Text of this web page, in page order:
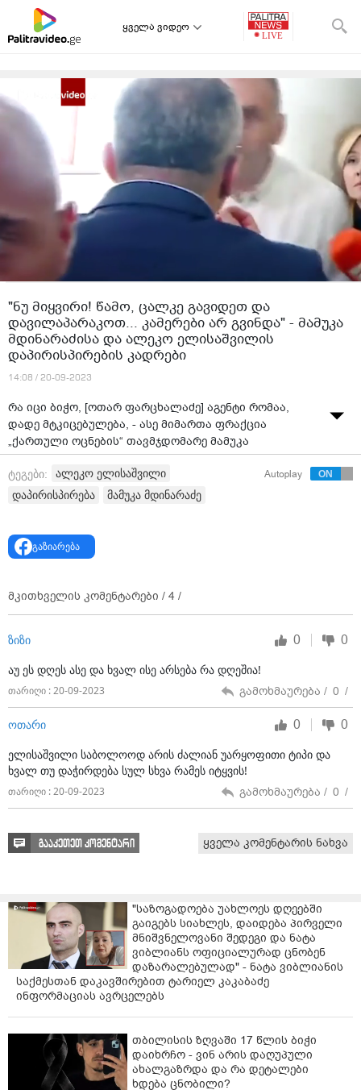
ყველა ვიდეო
"ნუ მიყვირი! წამო, ცალკე გავიდეთ და
დავილაპარაკოთ... კამერები არ გვინდა" - მამუკა
მდინარაძისა და ალეკო ელისაშვილის
დაპირისპირების კადრები
14:08 / 20-09-2023
რა იცი ბიჭო, [ოთარ ფარცხალაძე] აგენტი რომაა,
დადე მტკიცებულება, - ასე მიმართა ფრაქცია
„ქართული ოცნების“ თავმჯდომარე მამუკა
მდინარაძემ, „მოქალაქეების“ ლიდერ ალეკო
ელისაშვილს.
როგორც მდინარაძემ აღნიშნა, მტკიცებულებები მათ
„რა იცი ბიჭო აგენტი რომაა, რა იცი? დადე
გამოვიძიებო ეუბნებიან. მტკიცებულებები მომეციო
ეხვეწებიან და არ აძლევენ“, - განაცხადა მამუკა
მდინარაძემ.
ამასთან, ალეკო ელისაშვილმა მდინარაძეს სთხოვა
კონტრდაზვერვის სისტემასთან წვდომის უფლების
მიცემა, ოთარ ფარცხალაძის შესახებ ინფორმაციის
მოპოვების მიზნით.
ტეგები:
ალეკო ელისაშვილი
დაპირისპირება
მამუკა მდინარაძე
Autoplay
გაზიარება
მკითხველის კომენტარები / 4 /
ზიზი 0 0
აუ ეს დღეს ასე და ხვალ ისე არსება რა დღეშია!
თარიღი : 20-09-2023 გამოხმაურება / 0 /
ოთარი 0 0
ელისაშვილი საბოლოოდ არის ძალიან უარყოფითი ტიპი და
ხვალ თუ დაჭირდება სულ სხვა რამეს იტყვის!
თარიღი : 20-09-2023 გამოხმაურება / 0 /
გააკეთეთ კომენტარი ყველა კომენტარის ნახვა
"საზოგადოება უახლოეს დღეებში
გაიგებს სიახლეს, დაიდება პირველი
მნიშვნელოვანი შედეგი და ნატა
ვიბლიანს ოფიციალურად ცნობენ
დაზარალებულად" - ნატა ვიბლიანის
საქმესთან დაკავშირებით ტარიელ კაკაბაძე
ინფორმაციას ავრცელებს
თბილისის ზღვაში 17 წლის ბიჭი
დაიხრჩო - ვინ არის დაღუპული
ახალგაზრდა და რა დეტალები
ხდება ცნობილი?